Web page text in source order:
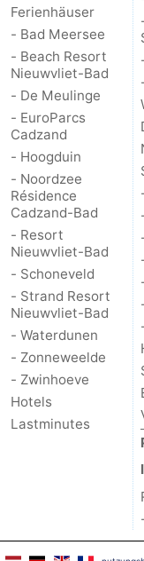
Ferienhäuser
- Bad Meersee
- Beach Resort
Nieuwvliet-Bad
- De Meulinge
- EuroParcs
Cadzand
- Hoogduin
- Noordzee
Résidence
Cadzand-Bad
- Resort
Nieuwvliet-Bad
- Schoneveld
- Strand Resort
Nieuwvliet-Bad
- Waterdunen
- Zonneweelde
- Zwinhoeve
Hotels
Lastminutes